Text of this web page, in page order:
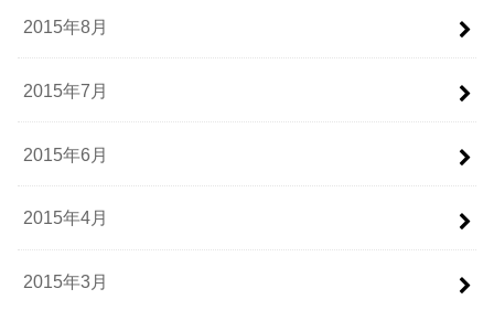
2015年8月
2015年7月
2015年6月
2015年4月
2015年3月